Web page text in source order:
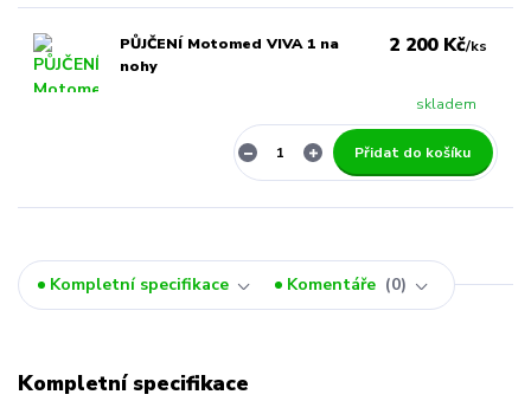
PŮJČENÍ Motomed VIVA 1 na
nohy
2 200 Kč/ks
skladem
Přidat do košíku
Kompletní specifikace Komentáře 0
Kompletní specifikace